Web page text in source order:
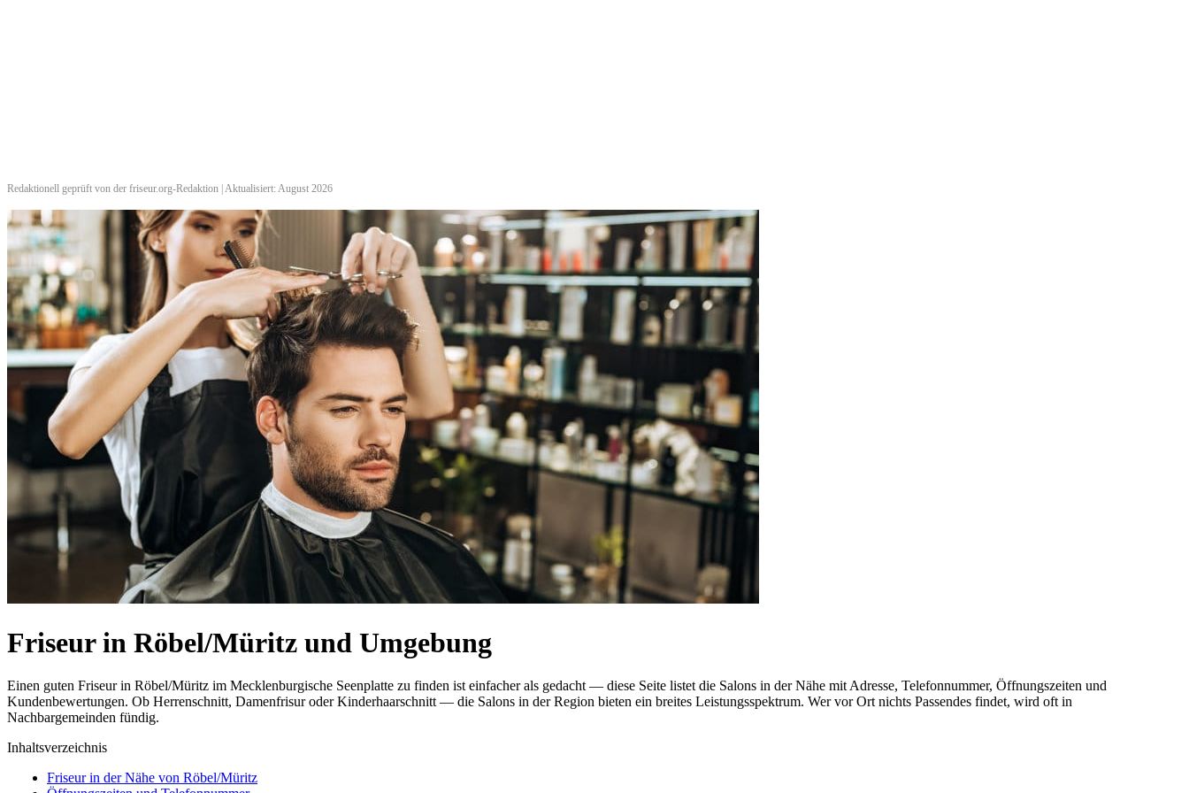
Redaktionell geprüft von der friseur.org-Redaktion | Aktualisiert: August 2026
Friseur in Röbel/Müritz und Umgebung
Einen guten Friseur in Röbel/Müritz im Mecklenburgische Seenplatte zu finden ist einfacher als gedacht — diese Seite listet die Salons in der Nähe mit Adresse, Telefonnummer, Öffnungszeiten und
Kundenbewertungen. Ob Herrenschnitt, Damenfrisur oder Kinderhaarschnitt — die Salons in der Region bieten ein breites Leistungsspektrum. Wer vor Ort nichts Passendes findet, wird oft in
Nachbargemeinden fündig.
Inhaltsverzeichnis
Friseur in der Nähe von Röbel/Müritz